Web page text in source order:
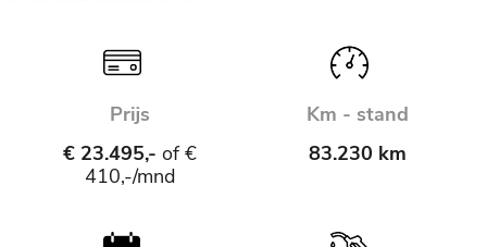
Prijs
€ 23.495,- of €
410,-/mnd
Km - stand
83.230 km